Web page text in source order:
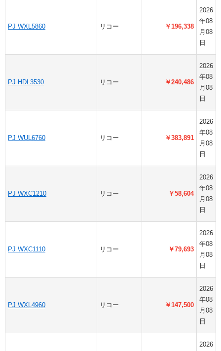
PJ WXL5860 リコー ￥196,338
2026
年08
月08
日
PJ HDL3530 リコー ￥240,486
2026
年08
月08
日
PJ WUL6760 リコー ￥383,891
2026
年08
月08
日
PJ WXC1210 リコー ￥58,604
2026
年08
月08
日
PJ WXC1110 リコー ￥79,693
2026
年08
月08
日
PJ WXL4960 リコー ￥147,500
2026
年08
月08
日
2026